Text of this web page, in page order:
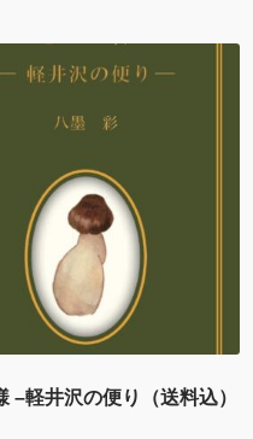
–軽井沢の便り（送料込）